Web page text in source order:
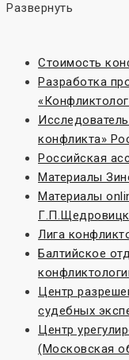
Развернуть
Стоимость
Разработка
конфликта»
Российская
Материалы
Материалы
Лига
Балтийское
Центр
судебных
Центр
(Московская